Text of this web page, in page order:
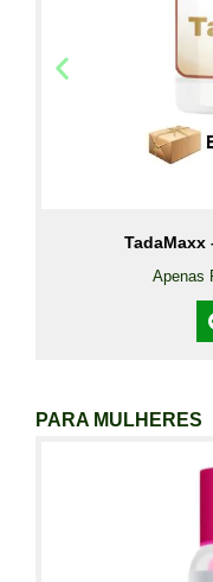
TadaMaxx
Apenas
PARA MULHERES